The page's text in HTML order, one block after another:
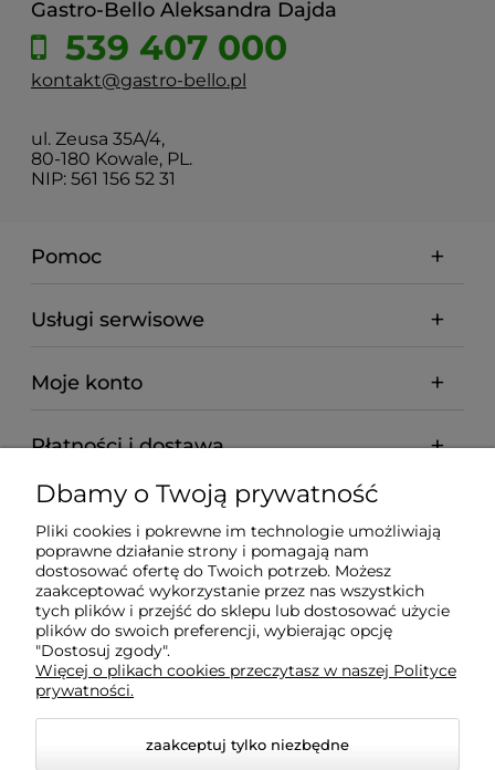
Gastro-Bello Aleksandra Dajda
539 407 000
kontakt@gastro-bello.pl
ul. Zeusa 35A/4,
80-180 Kowale, PL.
NIP: 561 156 52 31
Pomoc
Usługi serwisowe
Moje konto
Płatności i dostawa
Informacje
O nas
Wyposażenie Gastronomii - Projekty Technologiczne -
Sklep Gastronomiczny - Serwis Sprzętu
Gastronomicznego | Gdańsk - Trójmiasto - Pomorskie
Dbamy o Twoją prywatność
Pliki cookies i pokrewne im technologie umożliwiają
poprawne działanie strony i pomagają nam
dostosować ofertę do Twoich potrzeb. Możesz
zaakceptować wykorzystanie przez nas wszystkich
tych plików i przejść do sklepu lub dostosować użycie
plików do swoich preferencji, wybierając opcję
"Dostosuj zgody".
Więcej o plikach cookies przeczytasz w naszej Polityce
prywatności.
zaakceptuj tylko niezbędne